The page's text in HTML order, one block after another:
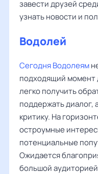
завести друзей
узнать новости и
Водолей
Сегодня Водолеям
подходящий момент
легко получить
поддержать диалог,
критику. На
остроумные
потенциальные
Ожидается
большой